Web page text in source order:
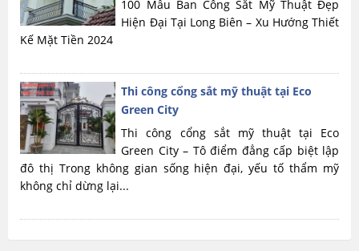
100 Mẫu Ban Công Sắt Mỹ Thuật Đẹp
Hiện Đại Tại Long Biên – Xu Hướng Thiết
Kế Mặt Tiền 2024
Thi công cổng sắt mỹ thuật tại Eco
Green City
Thi công cổng sắt mỹ thuật tại Eco
Green City – Tô điểm đẳng cấp biệt lập
đô thị Trong không gian sống hiện đại, yếu tố thẩm mỹ
không chỉ dừng lại...